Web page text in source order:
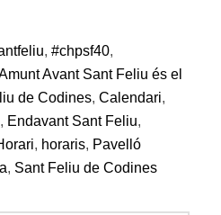
, #chpsf40,
Avant Sant Feliu és el
de Codines, Calendari,
, Endavant Sant Feliu,
, horaris, Pavelló
, Sant Feliu de Codines